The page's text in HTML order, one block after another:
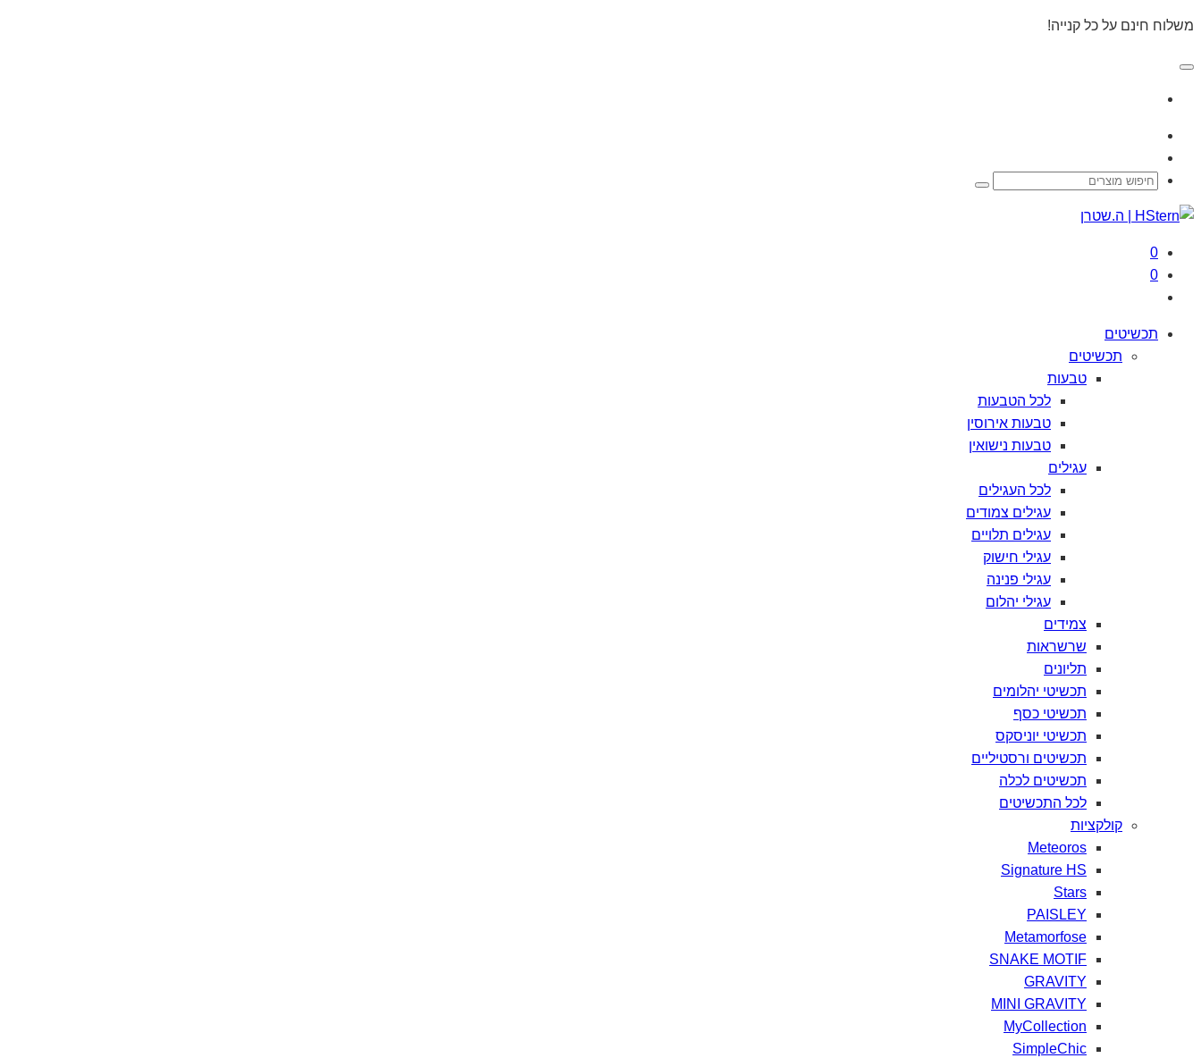
משלוח חינם על כל קנייה!
0
0
תכשיטים
תכשיטים
טבעות
לכל הטבעות
טבעות אירוסין
טבעות נישואין
עגילים
לכל העגילים
עגילים צמודים
עגילים תלויים
עגילי חישוק
עגילי פנינה
עגילי יהלום
צמידים
שרשראות
תליונים
תכשיטי יהלומים
תכשיטי כסף
תכשיטי יוניסקס
תכשיטים ורסטיליים
תכשיטים לכלה
לכל התכשיטים
קולקציות
Meteoros
Signature HS
Stars
PAISLEY
Metamorfose
SNAKE MOTIF
GRAVITY
MINI GRAVITY
MyCollection
SimpleChic